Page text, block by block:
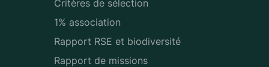
Critères de sélection
1% association
Rapport RSE et biodiversité
Rapport de missions